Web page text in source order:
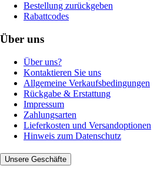
Bestellung zurückgeben
Rabattcodes
Über uns
Über uns?
Kontaktieren Sie uns
Allgemeine Verkaufsbedingungen
Rückgabe & Erstattung
Impressum
Zahlungsarten
Lieferkosten und Versandoptionen
Hinweis zum Datenschutz
Unsere Geschäfte